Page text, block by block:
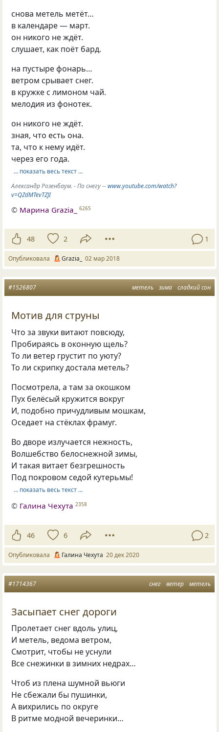
снова метель метёт…
в календаре — март.
он никого не ждёт.
слушает, как поёт бард.
на пустыре фонарь…
ветром срывает снег.
в кружке с лимоном чай.
мелодия из фонотек.
он никого не ждёт.
зная, что есть она.
та, что к нему идёт.
через его года.
… показать весь текст …
Александр Розенбаум. - По снегу --www.youtube.com/watch?
v=QZdMTevTZJI
© Марина Grazia_ 6265
48 2 1
Опубликовала Grazia_ 02 мар 2018
метель зима сладкий сон
#1526807
Мотив для струны
Что за звуки витают повсюду,
Пробираясь в оконную щель?
То ли ветер грустит по уюту?
То ли скрипку достала метель?
Посмотрела, а там за окошком
Пух белёсый кружится вокруг
И, подобно причудливым мошкам,
Оседает на стёклах фрамуг.
Во дворе излучается нежность,
Волшебство белоснежной зимы,
И такая витает безгрешность
Под покровом седой кутерьмы!
… показать весь текст …
© Галина Чехута 2358
46 6 2
Опубликовала Галина Чехута 20 дек 2020
снег ветер метель
#1714367
Засыпает снег дороги
Пролетает снег вдоль улиц,
И метель, ведома ветром,
Смотрит, чтобы не уснули
Все снежинки в зимних недрах…
Чтоб из плена шумной вьюги
Не сбежали бы пушинки,
А вихрились по округе
В ритме модной вечеринки…